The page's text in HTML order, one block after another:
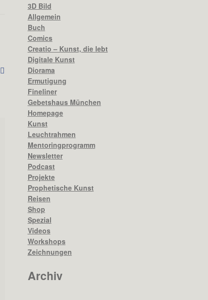
3D Bild
Allgemein
Buch
Comics
Creatio – Kunst, die lebt
Digitale Kunst
Diorama
Ermutigung
Fineliner
Gebetshaus München
Homepage
Kunst
Leuchtrahmen
Mentoringprogramm
Newsletter
Podcast
Projekte
Prophetische Kunst
Reisen
Shop
Spezial
Videos
Workshops
Zeichnungen
Archiv